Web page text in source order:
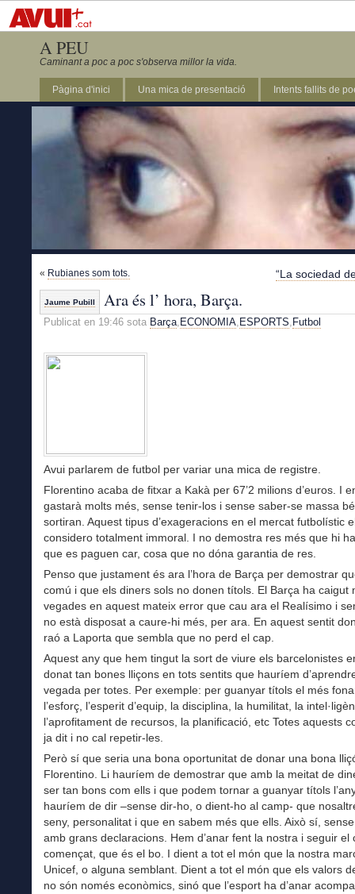
A PEU
Caminant a poc a poc s'observa millor la vida.
Pàgina d'inici Una mica de presentació Intents fallits de
« Rubianes som tots. “La sociedad
Jaume Pubill Ara és l’ hora, Barça.
Publicat en 19:46 sota Barça, ECONOMIA, ESPORTS, Futbol
Avui parlarem de futbol per variar una mica de registre.
Florentino acaba de fitxar a Kakà per 67’2 milions d’euros. I
gastarà molts més, sense tenir-los i sense saber-se massa bé
sortiran. Aquest tipus d’exageracions en el mercat futbolístic
considero totalment immoral. I no demostra res més que hi
que es paguen car, cosa que no dóna garantia de res.
Penso que justament és ara l’hora de Barça per demostrar
comú i que els diners sols no donen títols. El Barça ha caigut
vegades en aquest mateix error que cau ara el Realísimo i
no està disposat a caure-hi més, per ara. En aquest sentit
raó a Laporta que sembla que no perd el cap.
Aquest any que hem tingut la sort de viure els barcelonistes
donat tan bones lliçons en tots sentits que hauríem
vegada per totes. Per exemple: per guanyar títols el més
l’esforç, l’esperit d’equip, la disciplina, la humilitat, la
l’aprofitament de recursos, la planificació, etc Totes aquests
ja dit i no cal repetir-les.
Però sí que seria una bona oportunitat de donar una bona
Florentino. Li hauríem de demostrar que amb la meitat de
ser tan bons com ells i que podem tornar a guanyar títols
hauríem de dir –sense dir-ho, o dient-ho al camp- que
seny, personalitat i que en sabem més que ells. Això sí,
amb grans declaracions. Hem d’anar fent la nostra i seguir el
començat, que és el bo. I dient a tot el món que la nostra
Unicef, o alguna semblant. Dient a tot el món que els valors
no són només econòmics, sinó que l’esport ha d’anar